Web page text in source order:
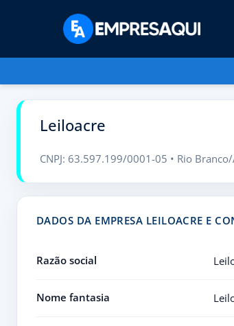
Leiloacre
CNPJ: 63.597.199/0001-05 • Rio Branco/
DADOS DA EMPRESA LEILOACRE E
Razão social
Nome fantasia